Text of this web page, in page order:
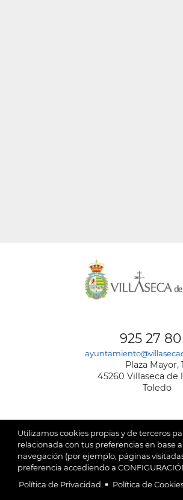
Utilizamos cookies propias y de terceros
relacionada con tus preferencias en base
navegación (por ejemplo, páginas
preferencia accediendo a
Política de Privacidad
Política de
925 27 80
Plaza Mayor,
45260 Villaseca de
Toledo